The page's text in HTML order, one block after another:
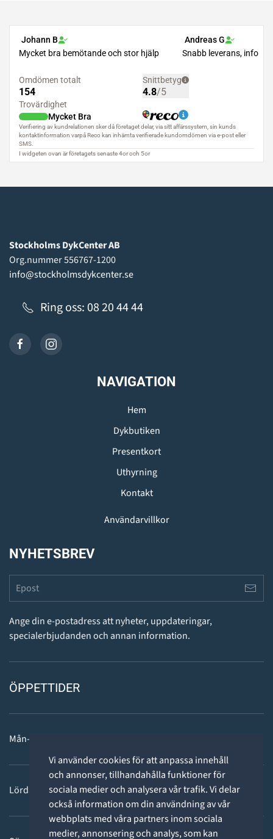
Vi använder cookies för att anpassa innehåll
och annonser, tillhandahålla funktioner för
sociala medier och analysera vår trafik. Vi delar
också information om din användning av vår
webbplats med våra partners inom sociala
medier, annonsering och analys, som kan
Stockholms DykCenter AB
Org.nummer 556767-1200
info@stockholmsdykcenter.se
Ring oss: 08 20 44 44
NAVIGATION
Hem
Dykbutiken
Presentkort
Uthyrning
Kontakt
Användarvillkor
NYHETSBREV
Ange din e-postadress att nyheter, uppdateringar,
specialerbjudanden och annan information.
ÖPPETTIDER
Mån-fre: 11 - 18
Lördag: 11-15